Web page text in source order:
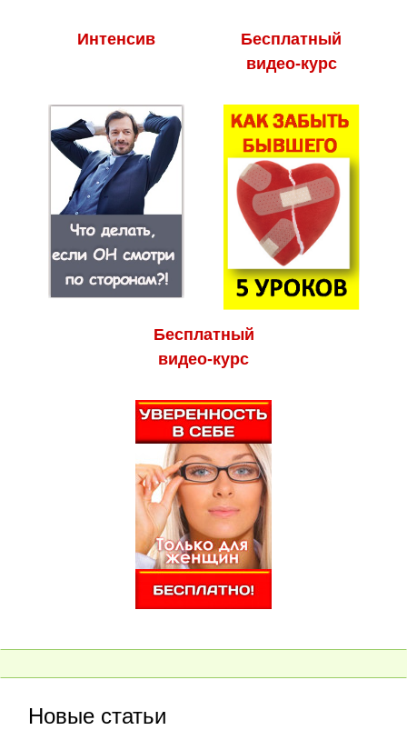
Интенсив
Бесплатный
видео-курс
Бесплатный
видео-курс
Новые статьи